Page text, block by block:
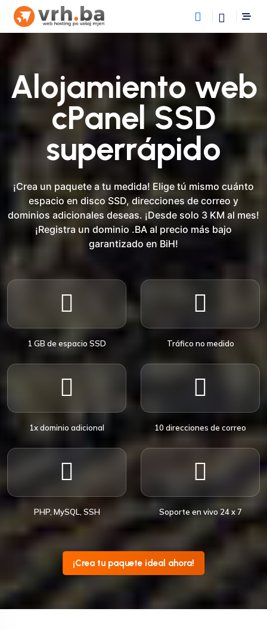
Alojamiento web
cPanel SSD
superrápido
¡Crea un paquete a tu medida! Elige tú mismo cuánto
espacio en disco SSD, direcciones de correo y
dominios adicionales deseas. ¡Desde solo 3 KM al mes!
¡Registra un dominio .BA al precio más bajo
garantizado en BiH!
1 GB de espacio SSD Tráfico no medido
1x dominio adicional 10 direcciones de correo
PHP, MySQL, SSH Soporte en vivo 24 x 7
¡Crea tu paquete ideal ahora!